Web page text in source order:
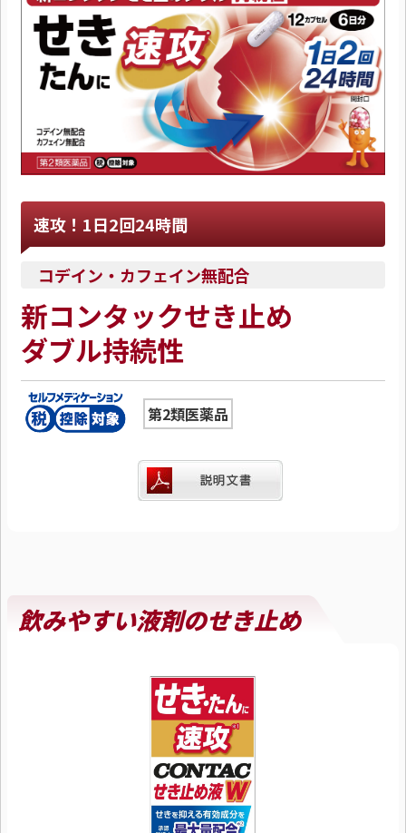
速攻！1日2回24時間
コデイン・カフェイン無配合
新コンタックせき止め
ダブル持続性
第2類医薬品
飲みやすい液剤のせき止め